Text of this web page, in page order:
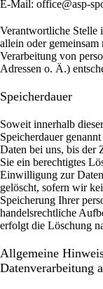
E-Mail: office@asp-
Verantwortliche Stelle
allein oder
Verarbeitung von
Adressen o. Ä.)
Speicherdauer
Soweit innerhalb
Speicherdauer
Daten bei uns, bis der
Sie ein berechtigtes
Einwilligung zur
gelöscht, sofern wir
Speicherung Ihrer
handelsrechtliche
erfolgt die Löschung
Allgemeine
Datenverarbeitung